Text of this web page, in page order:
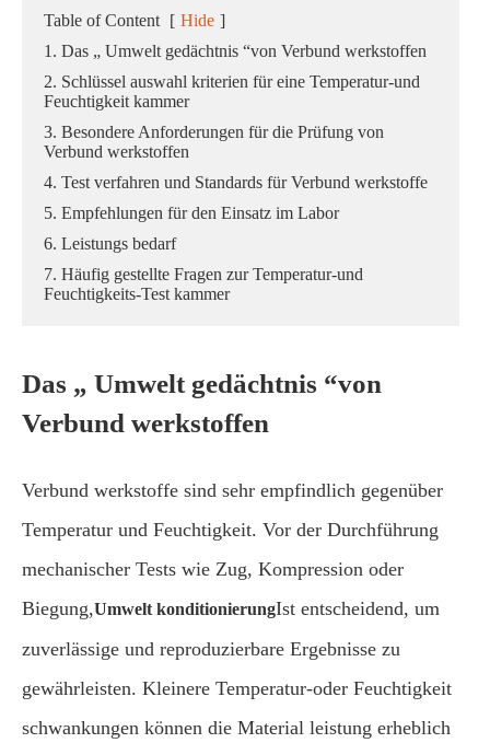
Table of Content [ Hide ]
1. Das „ Umwelt gedächtnis “von Verbund werkstoffen
2. Schlüssel auswahl kriterien für eine Temperatur-und
Feuchtigkeit kammer
3. Besondere Anforderungen für die Prüfung von
Verbund werkstoffen
4. Test verfahren und Standards für Verbund werkstoffe
5. Empfehlungen für den Einsatz im Labor
6. Leistungs bedarf
7. Häufig gestellte Fragen zur Temperatur-und
Feuchtigkeits-Test kammer
Das „ Umwelt gedächtnis “von
Verbund werkstoffen
Verbund werkstoffe sind sehr empfindlich gegenüber
Temperatur und Feuchtigkeit. Vor der Durchführung
mechanischer Tests wie Zug, Kompression oder
Biegung,Umwelt konditionierungIst entscheidend, um
zuverlässige und reproduzierbare Ergebnisse zu
gewährleisten. Kleinere Temperatur-oder Feuchtigkeit
schwankungen können die Material leistung erheblich